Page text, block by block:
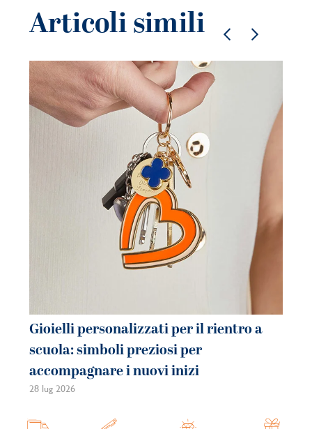
Articoli simili
Gioielli personalizzati per il rientro a
scuola: simboli preziosi per
accompagnare i nuovi inizi
28 lug 2026